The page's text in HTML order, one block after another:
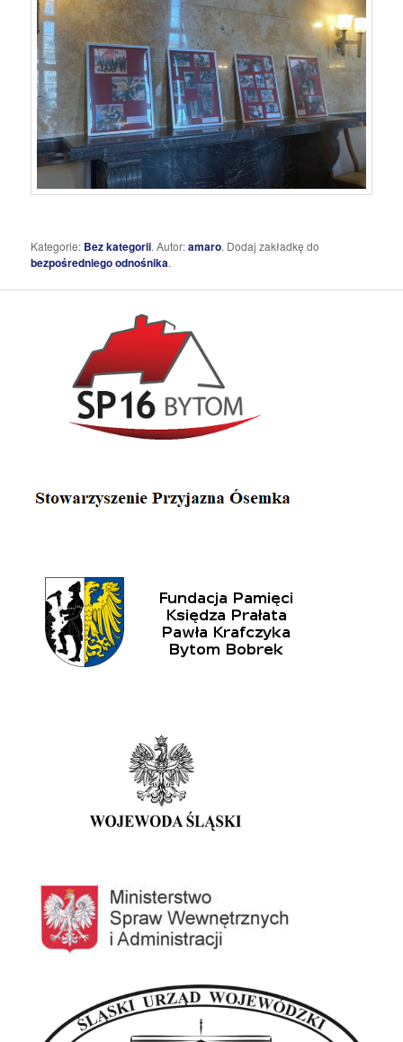
Kategorie: Bez kategorii. Autor:amaro. Dodaj zakładkę do
bezpośredniego odnośnika.